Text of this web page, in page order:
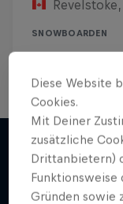
Revelstoke,
SNOWBOARDEN
Weiter
Diese Website
Cookies.
Mit Deiner
zusätzliche
Drittanbietern)
Funktionsweise
Gründen sowie